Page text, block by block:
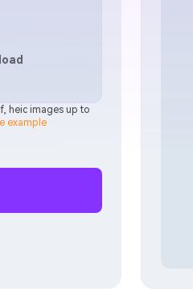
heic images up to
example